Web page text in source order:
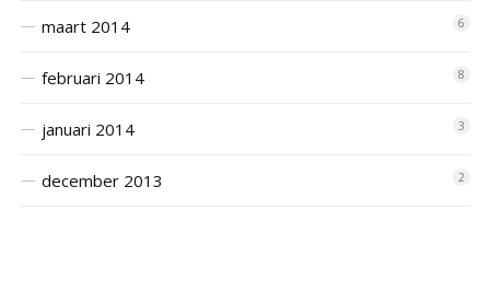
maart 2014 6
februari 2014 8
januari 2014 3
december 2013 2